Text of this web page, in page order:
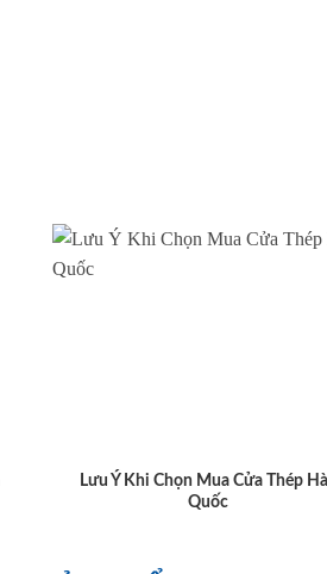
Lưu Ý Khi Chọn Mua Cửa Thép
Quốc